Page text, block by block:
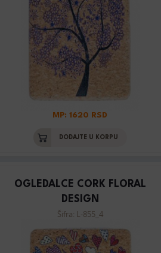
MP: 1620 RSD
DODAJTE U KORPU
OGLEDALCE CORK FLORAL
DESIGN
Šifra: L-855_4